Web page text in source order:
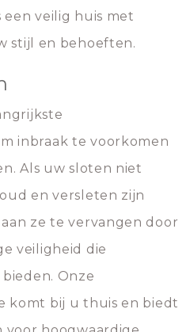
een veilig huis met
stijl en behoeften.
inbraak te voorkomen
Als uw sloten niet
en versleten zijn
ze te vervangen door
veiligheid die
Onze
komt bij u thuis en biedt